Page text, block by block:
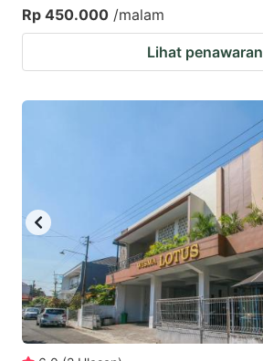
Rp 450.000 /malam
Lihat penawaran